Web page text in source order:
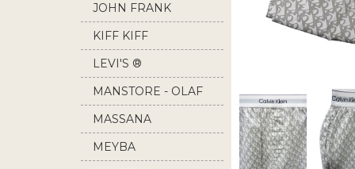
JOHN FRANK
KIFF KIFF
LEVI'S ®
MANSTORE - OLAF
BENZ
MASSANA
MEYBA